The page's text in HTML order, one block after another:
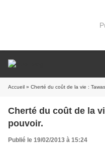
Accueil » Cherté du coût de la vie :
Cherté du coût de la
pouvoir.
Publié le 19/02/2013 à 15:24